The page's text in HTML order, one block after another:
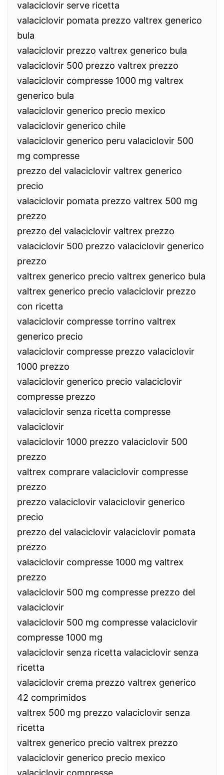
valaciclovir serve ricetta
valaciclovir pomata prezzo valtrex generico
bula
valaciclovir prezzo valtrex generico bula
valaciclovir 500 prezzo valtrex prezzo
valaciclovir compresse 1000 mg valtrex
generico bula
valaciclovir generico precio mexico
valaciclovir generico chile
valaciclovir generico peru valaciclovir 500
mg compresse
prezzo del valaciclovir valtrex generico
precio
valaciclovir pomata prezzo valtrex 500 mg
prezzo
prezzo del valaciclovir valtrex prezzo
valaciclovir 500 prezzo valaciclovir generico
prezzo
valtrex generico precio valtrex generico bula
valtrex generico precio valaciclovir prezzo
con ricetta
valaciclovir compresse torrino valtrex
generico precio
valaciclovir compresse prezzo valaciclovir
1000 prezzo
valaciclovir generico precio valaciclovir
compresse prezzo
valaciclovir senza ricetta compresse
valaciclovir
valaciclovir 1000 prezzo valaciclovir 500
prezzo
valtrex comprare valaciclovir compresse
prezzo
prezzo valaciclovir valaciclovir generico
precio
prezzo del valaciclovir valaciclovir pomata
prezzo
valaciclovir compresse 1000 mg valtrex
prezzo
valaciclovir 500 mg compresse prezzo del
valaciclovir
valaciclovir 500 mg compresse valaciclovir
compresse 1000 mg
valaciclovir senza ricetta valaciclovir senza
ricetta
valaciclovir crema prezzo valtrex generico
42 comprimidos
valtrex 500 mg prezzo valaciclovir senza
ricetta
valtrex generico precio valtrex prezzo
valaciclovir generico precio mexico
valaciclovir compresse